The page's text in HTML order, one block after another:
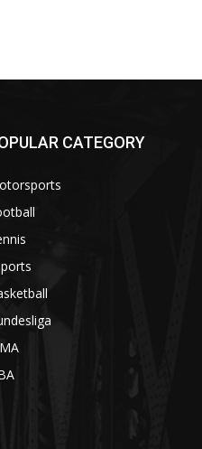
CATEGORY